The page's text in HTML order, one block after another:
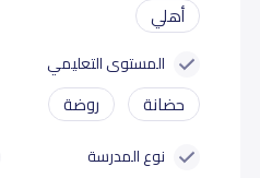
أهلي
المستوى التعليمي
حضانة روضة
نوع المدرسة